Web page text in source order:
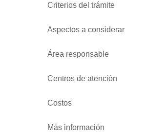
Criterios del trámite
Aspectos a considerar
Área responsable
Centros de atención
Costos
Más información